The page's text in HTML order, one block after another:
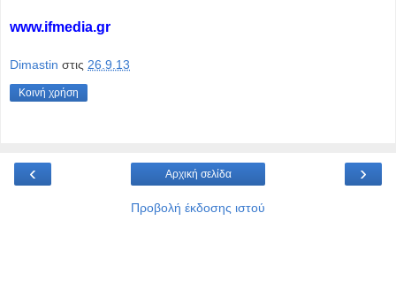
www.ifmedia.gr
Dimastin στις 26.9.13
Κοινή χρήση
‹ ›
Αρχική σελίδα
Προβολή έκδοσης ιστού